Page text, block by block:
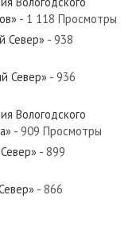
Север»
Север»
- 1 118 Просмотры
Север» - 938
Север» - 936
Вологодского
- 909 Просмотры
- 899
- 866